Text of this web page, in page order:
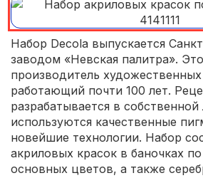
Набор Decola выпускается
заводом «Невская палитра».
производитель
работающий почти 100 лет.
разрабатывается в
используются качественные
новейшие технологии. Набор
акриловых красок в баночках
основных цветов, а также